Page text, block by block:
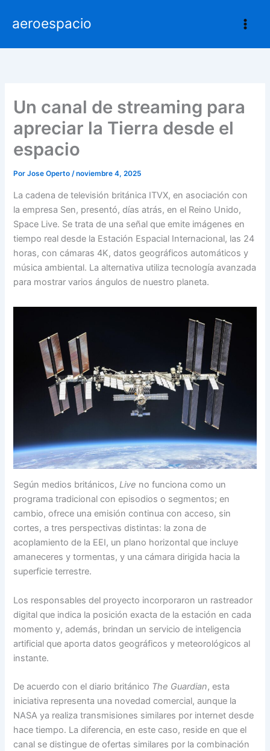
aeroespacio
Un canal de streaming para
apreciar la Tierra desde el
espacio
PorJose Operto/noviembre 4, 2025
La cadena de televisión británica ITVX, en asociación con
la empresa Sen, presentó, días atrás, en el Reino Unido,
Space Live. Se trata de una señal que emite imágenes en
tiempo real desde la Estación Espacial Internacional, las 24
horas, con cámaras 4K, datos geográficos automáticos y
música ambiental. La alternativa utiliza tecnología avanzada
para mostrar varios ángulos de nuestro planeta.
Según medios británicos,Live no funciona como un
programa tradicional con episodios o segmentos; en
cambio, ofrece una emisión continua con acceso, sin
cortes, a tres perspectivas distintas: la zona de
acoplamiento de la EEI, un plano horizontal que incluye
amaneceres y tormentas, y una cámara dirigida hacia la
superficie terrestre.
Los responsables del proyecto incorporaron un rastreador
digital que indica la posición exacta de la estación en cada
momento y, además, brindan un servicio de inteligencia
artificial que aporta datos geográficos y meteorológicos al
instante.
De acuerdo con el diario británico The Guardian, esta
iniciativa representa una novedad comercial, aunque la
NASA ya realiza transmisiones similares por internet desde
hace tiempo. La diferencia, en este caso, reside en que el
canal se distingue de ofertas similares por la combinación